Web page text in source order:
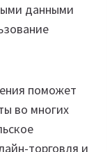
данными
поможет
во многих
торговля и